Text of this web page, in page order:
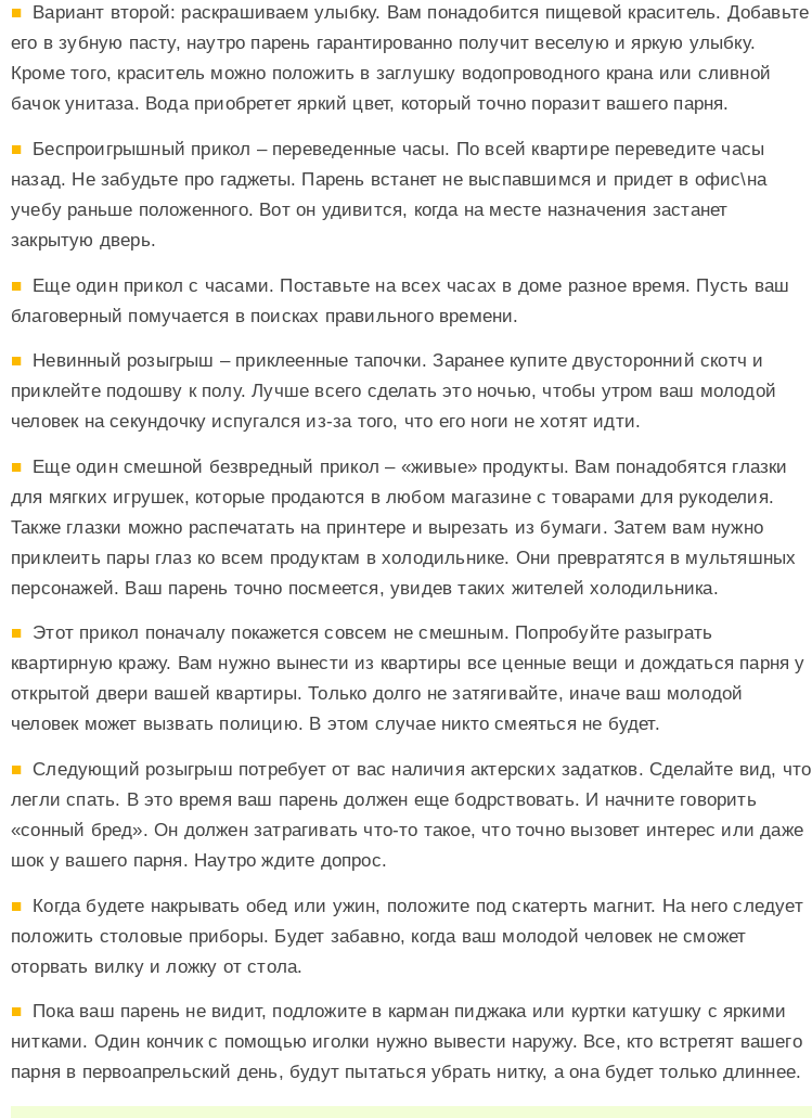
Вариант второй: раскрашиваем улыбку. Вам понадобится пищевой краситель. Добавьте
его в зубную пасту, наутро парень гарантированно получит веселую и яркую улыбку.
Кроме того, краситель можно положить в заглушку водопроводного крана или сливной
бачок унитаза. Вода приобретет яркий цвет, который точно поразит вашего парня.
Беспроигрышный прикол – переведенные часы. По всей квартире переведите часы
назад. Не забудьте про гаджеты. Парень встанет не выспавшимся и придет в офис\на
учебу раньше положенного. Вот он удивится, когда на месте назначения застанет
закрытую дверь.
Еще один прикол с часами. Поставьте на всех часах в доме разное время. Пусть ваш
благоверный помучается в поисках правильного времени.
Невинный розыгрыш – приклеенные тапочки. Заранее купите двусторонний скотч и
приклейте подошву к полу. Лучше всего сделать это ночью, чтобы утром ваш молодой
человек на секундочку испугался из-за того, что его ноги не хотят идти.
Еще один смешной безвредный прикол – «живые» продукты. Вам понадобятся глазки
для мягких игрушек, которые продаются в любом магазине с товарами для рукоделия.
Также глазки можно распечатать на принтере и вырезать из бумаги. Затем вам нужно
приклеить пары глаз ко всем продуктам в холодильнике. Они превратятся в мультяшных
персонажей. Ваш парень точно посмеется, увидев таких жителей холодильника.
Этот прикол поначалу покажется совсем не смешным. Попробуйте разыграть
квартирную кражу. Вам нужно вынести из квартиры все ценные вещи и дождаться парня у
открытой двери вашей квартиры. Только долго не затягивайте, иначе ваш молодой
человек может вызвать полицию. В этом случае никто смеяться не будет.
Следующий розыгрыш потребует от вас наличия актерских задатков. Сделайте вид, что
легли спать. В это время ваш парень должен еще бодрствовать. И начните говорить
«сонный бред». Он должен затрагивать что-то такое, что точно вызовет интерес или даже
шок у вашего парня. Наутро ждите допрос.
Когда будете накрывать обед или ужин, положите под скатерть магнит. На него следует
положить столовые приборы. Будет забавно, когда ваш молодой человек не сможет
оторвать вилку и ложку от стола.
Пока ваш парень не видит, подложите в карман пиджака или куртки катушку с яркими
нитками. Один кончик с помощью иголки нужно вывести наружу. Все, кто встретят вашего
парня в первоапрельский день, будут пытаться убрать нитку, а она будет только длиннее.